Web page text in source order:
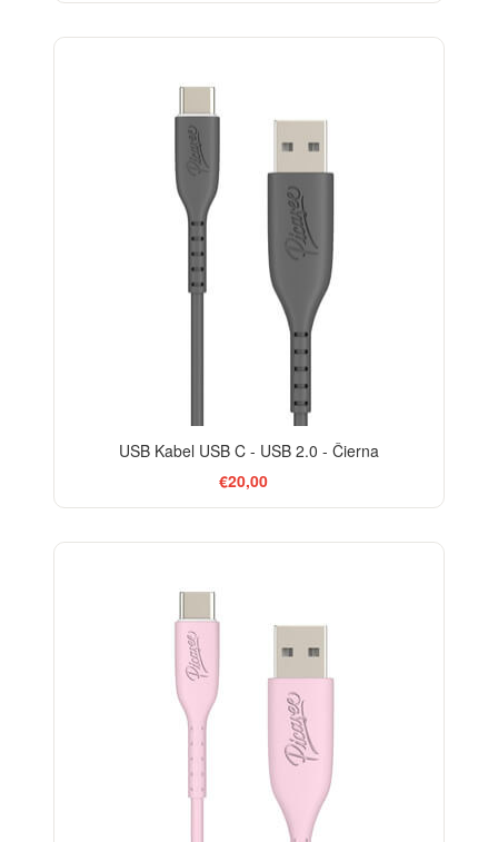
USB Kabel USB C - USB 2.0 - Čierna
€20,00